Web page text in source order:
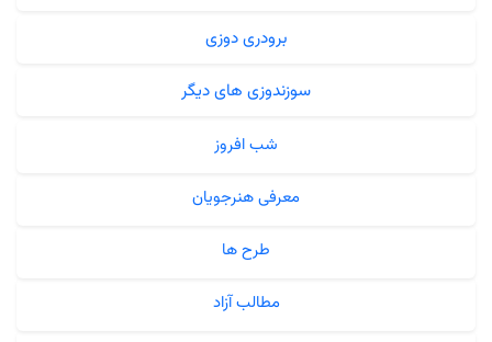
برودری دوزی
سوزندوزی های دیگر
شب افروز
معرفی هنرجویان
طرح ها
مطالب آزاد